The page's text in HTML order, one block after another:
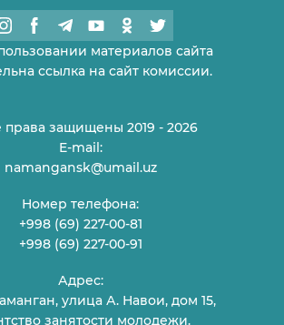
материалов сайта
ссылка на сайт комиссии.
права защищены 2019 - 2026
E-mail:
namangansk@umail.uz
Номер телефона:
+998 (69) 227-00-81
+998 (69) 227-00-91
Адрес:
улица А. Навои, дом 15,
занятости молодежи.